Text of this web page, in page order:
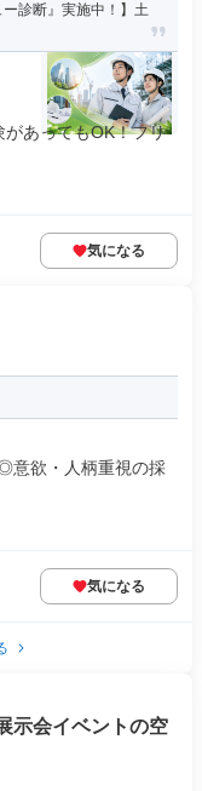
ー診断』実施中！】土
あってもOK！フリ
気になる
意欲・人柄重視の採
気になる
示会イベントの空